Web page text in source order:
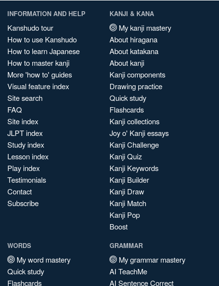
INFORMATION AND HELP
Kanshudo tour
How to use Kanshudo
How to learn Japanese
How to master kanji
More 'how to' guides
Visual feature index
Site search
FAQ
Site index
JLPT index
Study index
Lesson index
Play index
Testimonials
Contact
Subscribe
KANJI & KANA
My kanji mastery
About hiragana
About katakana
About kanji
Kanji components
Drawing practice
Quick study
Flashcards
Kanji collections
Joy o' Kanji essays
Kanji Challenge
Kanji Quiz
Kanji Keywords
Kanji Builder
Kanji Draw
Kanji Match
Kanji Pop
Boost
WORDS
My word mastery
Quick study
Flashcards
GRAMMAR
My grammar mastery
AI TeachMe
AI Sentence Correct